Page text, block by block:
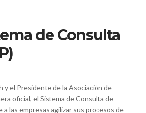
de Consulta
y el Presidente de la Asociación de
oficial, el Sistema de Consulta de
a las empresas agilizar sus procesos de